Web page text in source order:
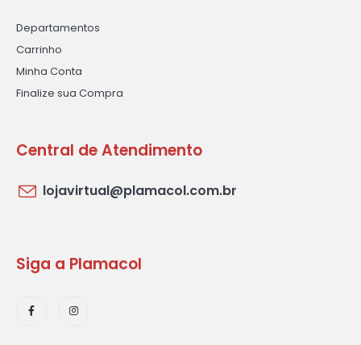
Departamentos
Carrinho
Minha Conta
Finalize sua Compra
Central de Atendimento
lojavirtual@plamacol.com.br
Siga a Plamacol